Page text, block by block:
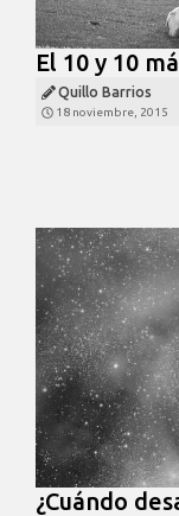
El 10 y 10
Quillo Barrios
18 noviembre, 2015
¿Cuándo